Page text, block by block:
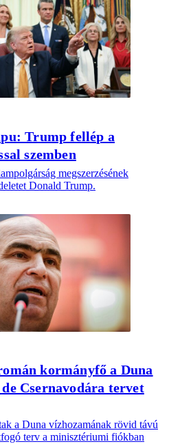
Trump fellép a
szemben
megszerzésének
Donald Trump.
kormányfő a Duna
Csernavodára tervet
a Duna vízhozamának rövid távú
terv a minisztériumi fiókban